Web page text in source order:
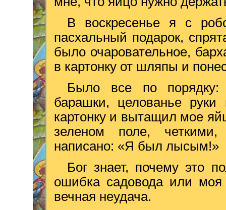
В воскресенье я с
пасхальный подарок,
было очаровательное,
в картонку от шляпы и
Было все по порядку:
барашки, целованье
картонку и вытащил мое
зеленом поле,
написано: «Я был лысым!»
Бог знает, почему это
ошибка садовода или моя
вечная неудача.